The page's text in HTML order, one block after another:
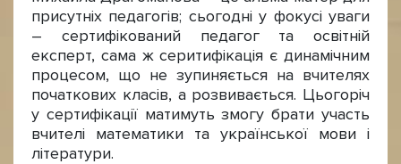
присутніх педагогів; сьогодні у фокусі уваги
– сертифікований педагог та освітній
експерт, сама ж серитифікація є динамічним
процесом, що не зупиняється на вчителях
початкових класів, а розвивається. Цьогоріч
у сертифікації матимуть змогу брати участь
вчителі математики та української мови і
літератури.